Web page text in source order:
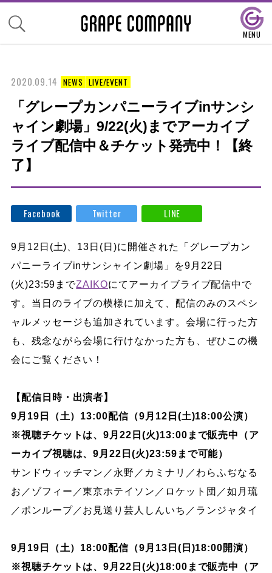
2020.09.14 NEWS LIVE/EVENT
「グレープカンパニーライブinサンシ
ャイン劇場」9/22(火)までアーカイブ
ライブ配信中＆チケット発売中！【終
了】
Facebook Twitter LINE
9月12日(土)、13日(日)に開催された「グレープカン
パニーライブinサンシャイン劇場」を9月22日
(火)23:59までZAIKOにてアーカイブライブ配信中で
す。当日のライブの模様に加えて、配信のみのスペシ
ャルメッセージも追加されています。会場に行った方
も、残念ながら会場に行けなかった方も、ぜひこの機
会にご覧ください！
【配信日時・出演者】
9月19日（土）13:00配信（9月12日(土)18:00公演）
※視聴チケットは、9月22日(火)13:00まで販売中（ア
ーカイブ視聴は、9月22日(火)23:59まで可能）
サンドウィッチマン／永野／カミナリ／わらふぢなる
お／ゾフィー／東京ホテイソン／ロケット団／如月琉
／ポンループ／お見送り芸人しんいち／ランジャタイ
9月19日（土）18:00配信（9月13日(日)18:00開演）
※視聴チケットは、9月22日(火)18:00まで販売中（ア